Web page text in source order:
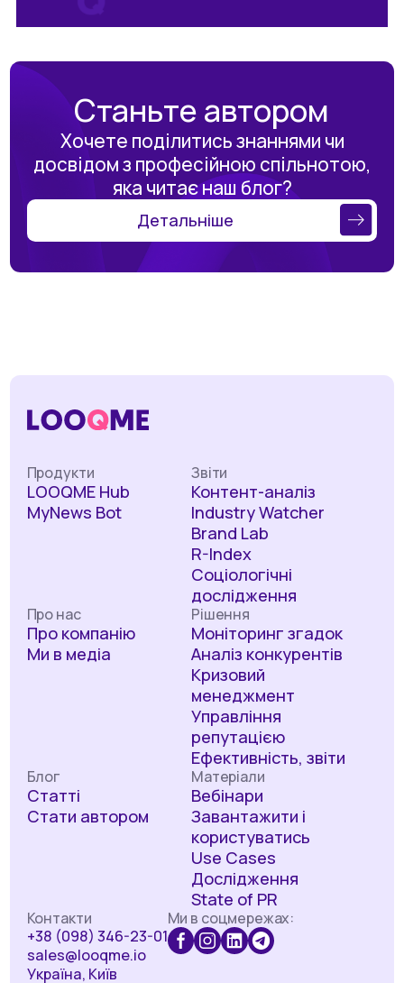
Станьте автором
Хочете поділитись знаннями чи
досвідом з професійною спільнотою,
яка читає наш блог?
Детальніше
Продукти
LOOQME Hub
MyNews Bot
Звіти
Контент-аналіз
Industry Watcher
Brand Lab
R-Index
Соціологічні
дослідження
Рішення
Моніторинг згадок
Аналіз конкурентів
Кризовий
менеджмент
Управління
репутацією
Ефективність, звіти
Про нас
Про компанію
Ми в медіа
Матеріали
Вебінари
Завантажити і
користуватись
Use Cases
Дослідження
State of PR
Блог
Статті
Стати автором
Контакти
+38 (098) 346-23-01
sales@looqme.io
Україна, Київ
Ми в соцмережах: